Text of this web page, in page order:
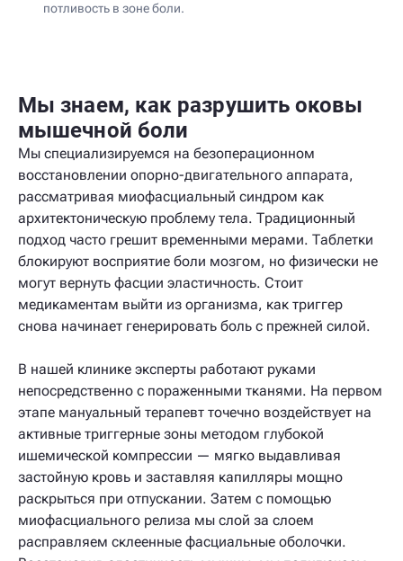
потливость в зоне боли.
Мы знаем, как разрушить оковы
мышечной боли
Мы специализируемся на безоперационном
восстановлении опорно-двигательного аппарата,
рассматривая миофасциальный синдром как
архитектоническую проблему тела. Традиционный
подход часто грешит временными мерами. Таблетки
блокируют восприятие боли мозгом, но физически не
могут вернуть фасции эластичность. Стоит
медикаментам выйти из организма, как триггер
снова начинает генерировать боль с прежней силой.
В нашей клинике эксперты работают руками
непосредственно с пораженными тканями. На первом
этапе мануальный терапевт точечно воздействует на
активные триггерные зоны методом глубокой
ишемической компрессии — мягко выдавливая
застойную кровь и заставляя капилляры мощно
раскрыться при отпускании. Затем с помощью
миофасциального релиза мы слой за слоем
расправляем склеенные фасциальные оболочки.